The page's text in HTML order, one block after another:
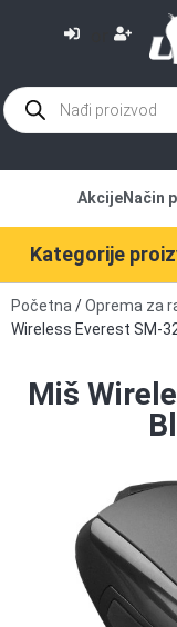
Kategorije
AkcijeNačin
Početna /Oprema za
Wireless Everest SM-
Miš